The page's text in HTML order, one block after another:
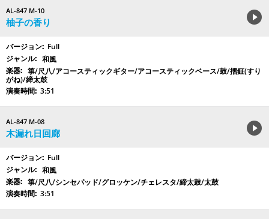
AL-847 M-10
柚子の香り
Full
和風
箏/尺八/アコースティックギター/アコースティックベース/鼓/摺鉦(すり
がね)/締太鼓
3:51
AL-847 M-08
木漏れ日回廊
Full
和風
箏/尺八/シンセパッド/グロッケン/チェレスタ/締太鼓/太鼓
3:51